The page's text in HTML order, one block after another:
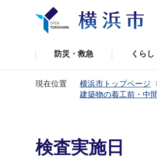
防災・救急 くらし
現在位置 横浜市トップページ
建築物の着工前・中
検査実施日